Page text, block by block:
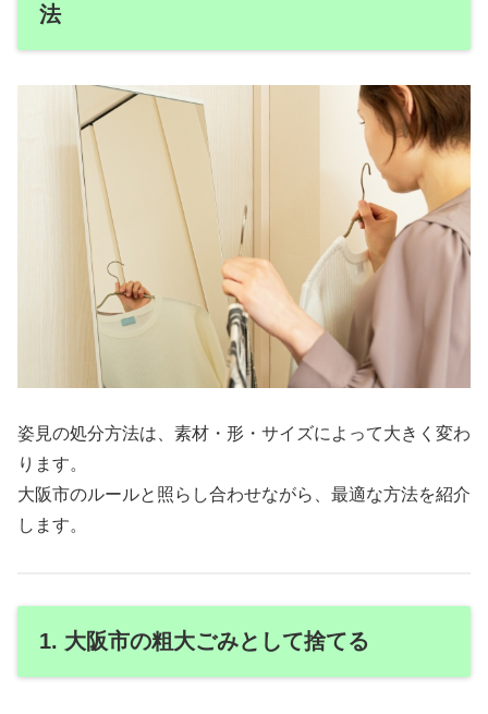
法
姿見の処分方法は、素材・形・サイズによって大きく変わ
ります。
大阪市のルールと照らし合わせながら、最適な方法を紹介
します。
1. 大阪市の粗大ごみとして捨てる